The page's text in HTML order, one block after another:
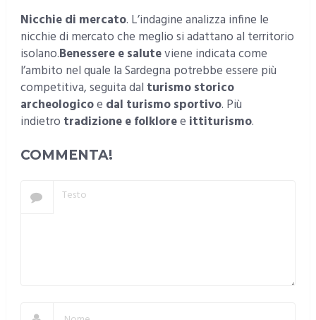
Nicchie di mercato. L’indagine analizza infine le
nicchie di mercato che meglio si adattano al territorio
isolano.Benessere e saluteviene indicata come
l’ambito nel quale la Sardegna potrebbe essere più
competitiva, seguita dal turismo storico
archeologicoe dal turismo sportivo. Più
indietro tradizione e folkloree ittiturismo.
COMMENTA!